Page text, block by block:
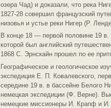
озера Чад) и доказали, что река
1827-28 совершил французский
низовья и устье реки Нигер (Р.
В конце 18 — первой половине 19
которой был английский
1868 С. Эрнскайн прошел по ее
Географическое и геологическое
экспедиция Е. П. Ковалевского,
середине 19 в. в бассейне Белого
немецкая экспедиции (Ф. Верне).
немецкие миссионеры И. Крапф и